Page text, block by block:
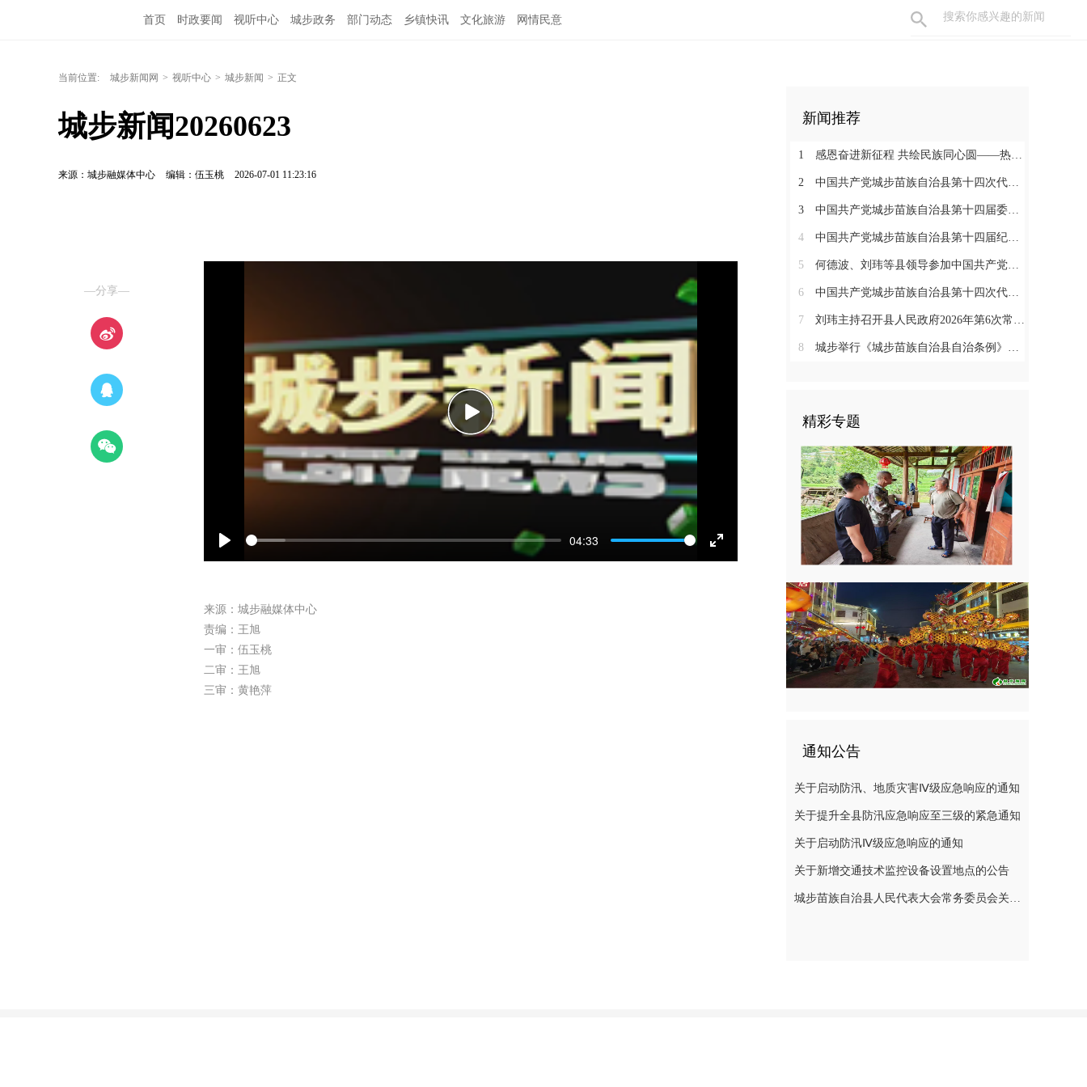
首页 时政要闻 视听中心 城步政务 部门动态 乡镇快讯 文化旅游 网情民意
当前位置: 城步新闻网 > 视听中心 > 城步新闻 > 正文
城步新闻20260623
来源：城步融媒体中心 编辑：伍玉桃 2026-07-01 11:23:16
—分享—
Play
04:33
Enter
Play
来源：城步融媒体中心
责编：王旭
一审：伍玉桃
二审：王旭
三审：黄艳萍
新闻推荐
1 感恩奋进新征程 共绘民族同心圆——热烈庆祝城步苗族自治县成立70周年
2 中国共产党城步苗族自治县第十四次代表大会胜利闭幕
3 中国共产党城步苗族自治县第十四届委员会举行第一次全体会议
4 中国共产党城步苗族自治县第十四届纪律检查委员会召开第一次全体会议
5 何德波、刘玮等县领导参加中国共产党城步苗族自治县第十四次代表大会代表团讨论
6 中国共产党城步苗族自治县第十四次代表大会开幕
7 刘玮主持召开县人民政府2026年第6次常务会议
8 城步举行《城步苗族自治县自治条例》颁布实施启动仪式
精彩专题
通知公告
关于启动防汛、地质灾害Ⅳ级应急响应的通知
关于提升全县防汛应急响应至三级的紧急通知
关于启动防汛Ⅳ级应急响应的通知
关于新增交通技术监控设备设置地点的公告
城步苗族自治县人民代表大会常务委员会关于刘玮副县长为城步苗族自治县人民政府代理县长的决定